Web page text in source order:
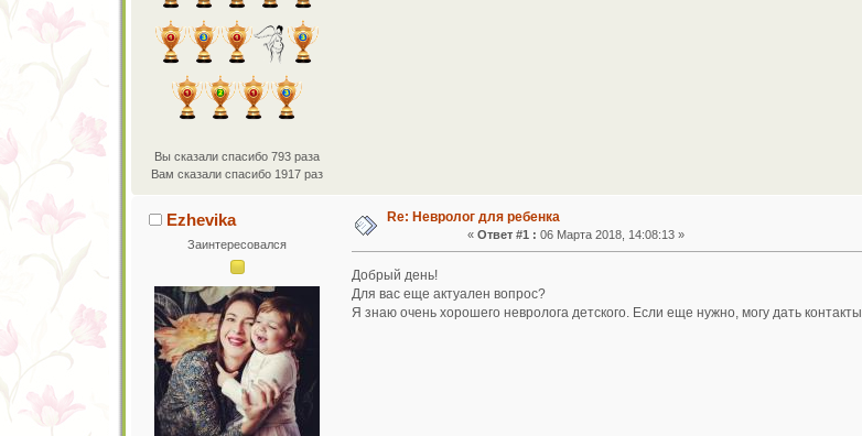
Вы сказали спасибо 793 раза
Вам сказали спасибо 1917 раз
Ezhevika
Заинтересовался
Re: Невролог для ребенка
« Ответ #1 : 06 Марта 2018, 14:08:13 »
Добрый день!
Для вас еще актуален вопрос?
Я знаю очень хорошего невролога детского. Если еще нужно, могу дать контакты.